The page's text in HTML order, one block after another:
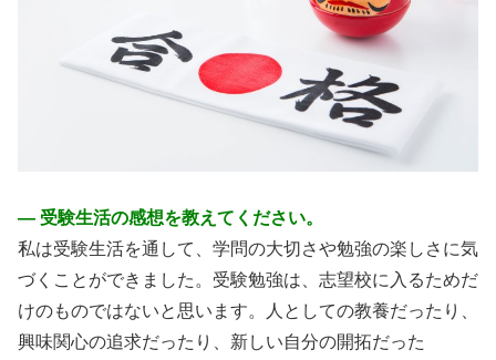
― 受験生活の感想を教えてください。
私は受験生活を通して、学問の大切さや勉強の楽しさに気
づくことができました。受験勉強は、志望校に入るためだ
けのものではないと思います。人としての教養だったり、
興味関心の追求だったり、新しい自分の開拓だった